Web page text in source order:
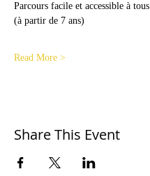
Parcours facile et accessible à tous
(à partir de 7 ans)
Read More >
Share This Event